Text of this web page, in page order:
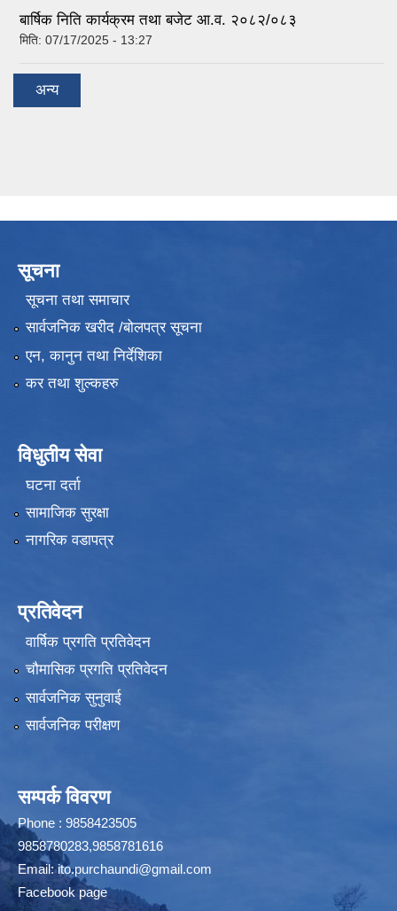
बार्षिक निति कार्यक्रम तथा बजेट आ.व. २०८२/०८३
मिति: 07/17/2025 - 13:27
अन्य
सूचना
सूचना तथा समाचार
सार्वजनिक खरीद /बोलपत्र सूचना
एन, कानुन तथा निर्देशिका
कर तथा शुल्कहरु
विधुतीय सेवा
घटना दर्ता
सामाजिक सुरक्षा
नागरिक वडापत्र
प्रतिवेदन
वार्षिक प्रगति प्रतिवेदन
चौमासिक प्रगति प्रतिवेदन
सार्वजनिक सुनुवाई
सार्वजनिक परीक्षण
सम्पर्क विवरण
Phone : 9858423505
9858780283,9858781616
Email:ito.purchaundi@gmail.com
Facebook page